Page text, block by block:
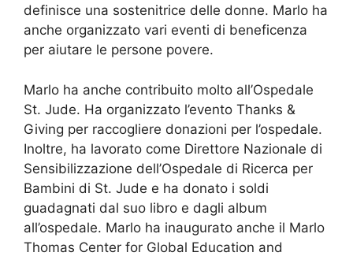
definisce una sostenitrice delle donne. Marlo ha
anche organizzato vari eventi di beneficenza
per aiutare le persone povere.
Marlo ha anche contribuito molto all’Ospedale
St. Jude. Ha organizzato l’evento Thanks &
Giving per raccogliere donazioni per l’ospedale.
Inoltre, ha lavorato come Direttore Nazionale di
Sensibilizzazione dell’Ospedale di Ricerca per
Bambini di St. Jude e ha donato i soldi
guadagnati dal suo libro e dagli album
all’ospedale. Marlo ha inaugurato anche il Marlo
Thomas Center for Global Education and